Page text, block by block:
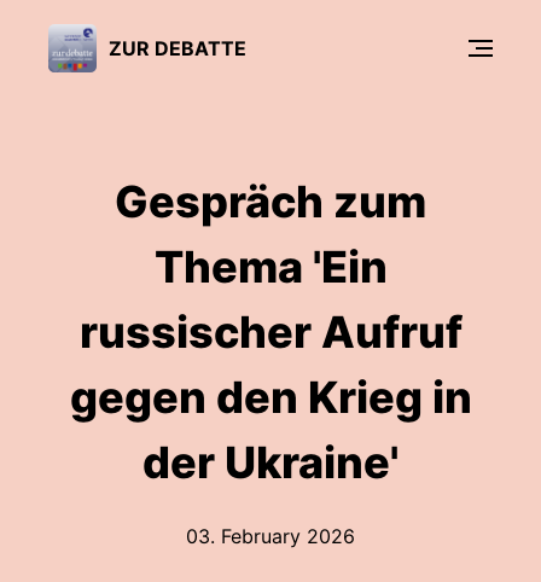
ZUR DEBATTE
Gespräch zum
Thema 'Ein
russischer Aufruf
gegen den Krieg in
der Ukraine'
03. February 2026